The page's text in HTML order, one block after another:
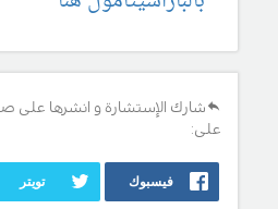
شارك الإستشارة و انشرها على
على:
فيسبوك تويتر